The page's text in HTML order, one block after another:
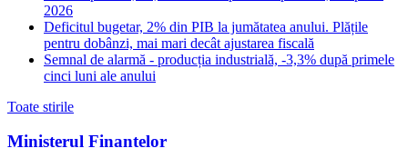
2026
Deficitul bugetar, 2% din PIB la jumătatea anului. Plățile
pentru dobânzi, mai mari decât ajustarea fiscală
Semnal de alarmă - producția industrială, -3,3% după primele
cinci luni ale anului
Toate stirile
Ministerul Finantelor